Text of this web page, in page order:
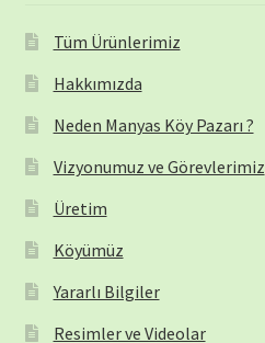
Tüm Ürünlerimiz
Hakkımızda
Neden Manyas Köy Pazarı ?
Vizyonumuz ve Görevlerimiz
Üretim
Köyümüz
Yararlı Bilgiler
Resimler ve Videolar